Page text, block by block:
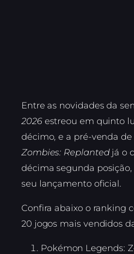
Entre as novidades da
2026estreou em quinto
décimo, e a pré-venda de
Zombies: Replantedjá o
décima segunda
seu lançamento oficial.
Confira abaixo o ranking
20 jogos mais vendidos
Pokémon Legends: